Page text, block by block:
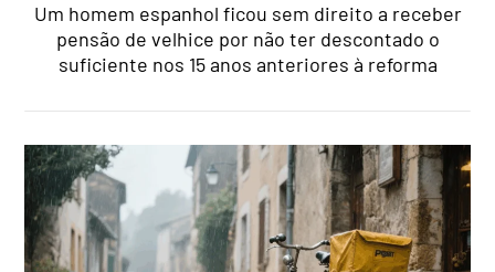
Um homem espanhol ficou sem direito a receber
pensão de velhice por não ter descontado o
suficiente nos 15 anos anteriores à reforma